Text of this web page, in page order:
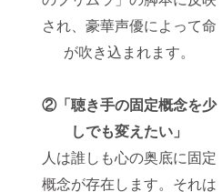
され、豪華声優によって命
が吹き込まれます。
②「聴き手の固定概念を少
しでも変えたい」
人は誰しも心の奥底に固定
概念が存在します。それは